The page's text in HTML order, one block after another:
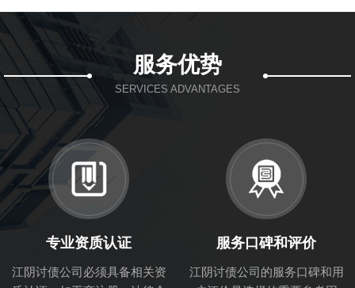
服务优势
SERVICES ADVANTAGES
专业资质认证
江阴讨债公司必须具备相关资
服务口碑和评价
江阴讨债公司的服务口碑和用